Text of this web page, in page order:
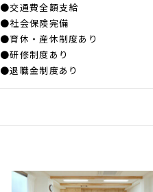
●交通費全額支給
●社会保険完備
●育休・産休制度あり
●研修制度あり
●退職金制度あり